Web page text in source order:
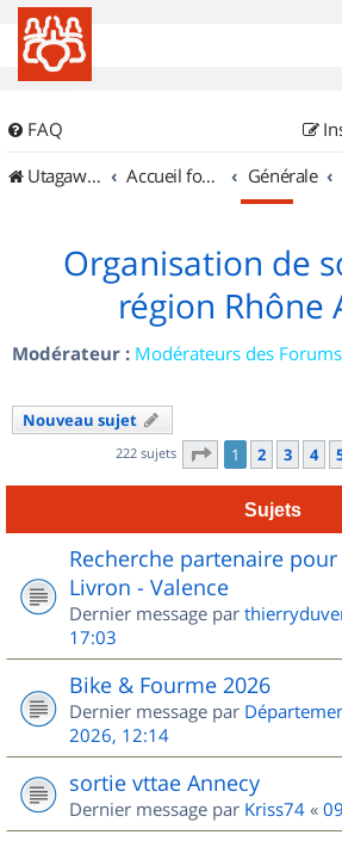
FAQ
UtagawaVTT (Randos VTT et VTTAE avec traces GPS)
Accueil forum Générale
Organisation de
région Rhône
Modérateur : Modérateurs des Forums
Nouveau sujet
222 sujets Page 1sur
1 2 3 4
Sujets
Recherche partenaire
Livron - Valence
Dernier message par
17:03
Bike & Fourme 2026
Dernier message par
2026, 12:14
sortie vttae Annecy
Dernier message par Kriss74 «